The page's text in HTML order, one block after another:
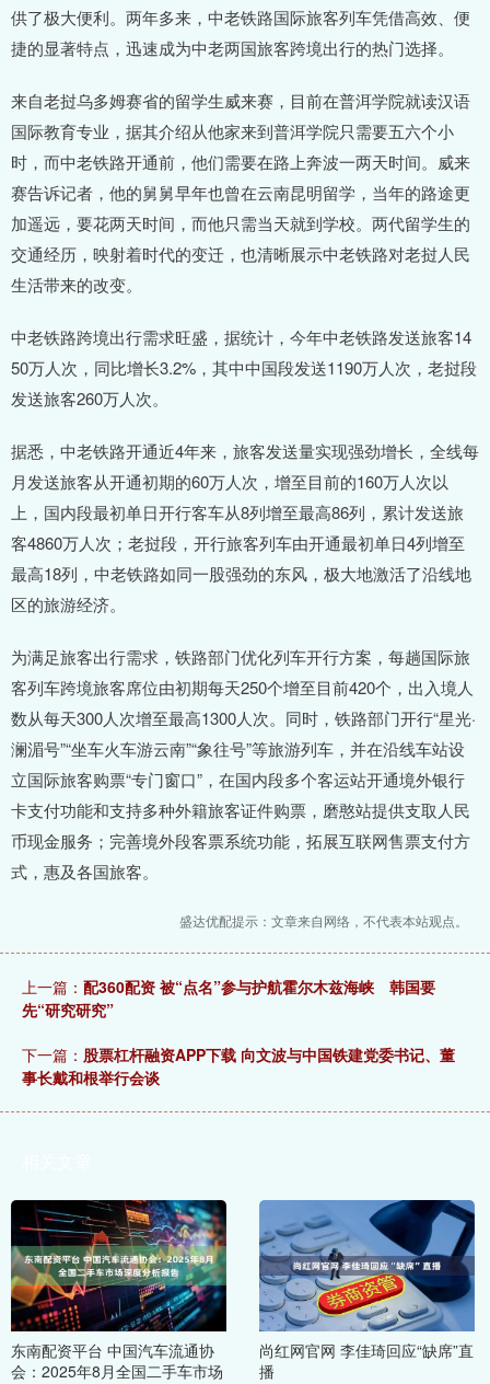
供了极大便利。两年多来，中老铁路国际旅客列车凭借高效、便
捷的显著特点，迅速成为中老两国旅客跨境出行的热门选择。
来自老挝乌多姆赛省的留学生威来赛，目前在普洱学院就读汉语
国际教育专业，据其介绍从他家来到普洱学院只需要五六个小
时，而中老铁路开通前，他们需要在路上奔波一两天时间。威来
赛告诉记者，他的舅舅早年也曾在云南昆明留学，当年的路途更
加遥远，要花两天时间，而他只需当天就到学校。两代留学生的
交通经历，映射着时代的变迁，也清晰展示中老铁路对老挝人民
生活带来的改变。
中老铁路跨境出行需求旺盛，据统计，今年中老铁路发送旅客14
50万人次，同比增长3.2%，其中中国段发送1190万人次，老挝段
发送旅客260万人次。
据悉，中老铁路开通近4年来，旅客发送量实现强劲增长，全线每
月发送旅客从开通初期的60万人次，增至目前的160万人次以
上，国内段最初单日开行客车从8列增至最高86列，累计发送旅
客4860万人次；老挝段，开行旅客列车由开通最初单日4列增至
最高18列，中老铁路如同一股强劲的东风，极大地激活了沿线地
区的旅游经济。
为满足旅客出行需求，铁路部门优化列车开行方案，每趟国际旅
客列车跨境旅客席位由初期每天250个增至目前420个，出入境人
数从每天300人次增至最高1300人次。同时，铁路部门开行“星光·
澜湄号”“坐车火车游云南”“象往号”等旅游列车，并在沿线车站设
立国际旅客购票“专门窗口”，在国内段多个客运站开通境外银行
卡支付功能和支持多种外籍旅客证件购票，磨憨站提供支取人民
币现金服务；完善境外段客票系统功能，拓展互联网售票支付方
式，惠及各国旅客。
盛达优配提示：文章来自网络，不代表本站观点。
上一篇： 配360配资 被“点名”参与护航霍尔木兹海峡 韩国要
先“研究研究”
下一篇： 股票杠杆融资APP下载 向文波与中国铁建党委书记、董
事长戴和根举行会谈
东南配资平台 中国汽车流通协
会：2025年8月全国二手车市场
尚红网官网 李佳琦回应“缺席”直
播